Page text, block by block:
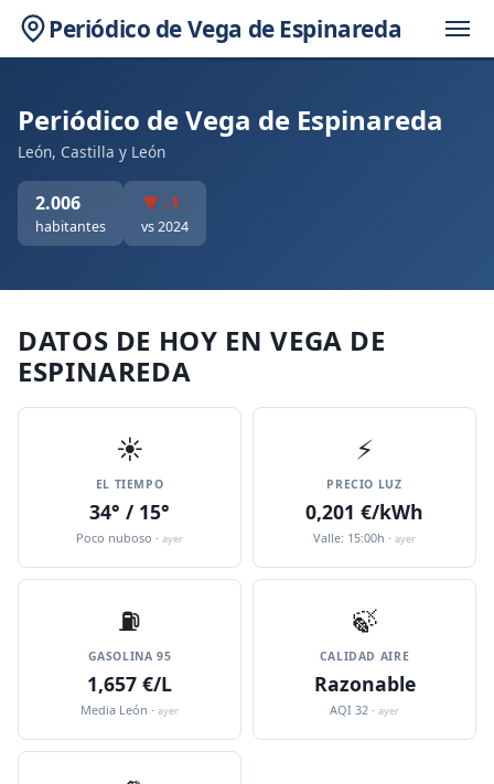
Periódico de Vega de Espinareda
Periódico de Vega de Espinareda
León, Castilla y León
2.006
habitantes
▼ -1
vs 2024
DATOS DE HOY EN VEGA DE
ESPINAREDA
☀️
EL TIEMPO
34° / 15°
Poco nuboso · ayer
⚡
PRECIO LUZ
0,201 €/kWh
Valle: 15:00h · ayer
⛽️
GASOLINA 95
1,657 €/L
Media León · ayer
🍃
CALIDAD AIRE
Razonable
AQI 32 · ayer